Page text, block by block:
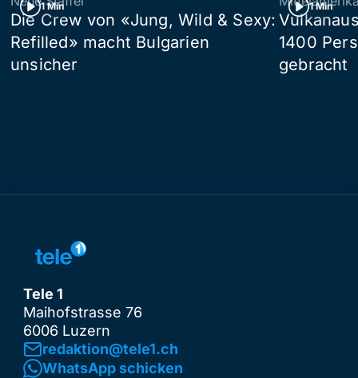
1 Min
Die Crew von «Jung, Wild & Sexy:
Refilled» macht Bulgarien
unsicher
1 Min
1400
gebracht
Tele 1
Maihofstrasse 76
6006 Luzern
redaktion@tele1.ch
WhatsApp schicken